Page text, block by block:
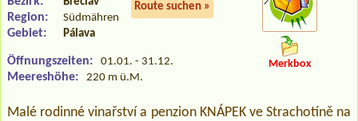
Route suchen »
Region: Südmähren
Gebiet: Pálava
Öffnungszeiten: 01.01. - 31.12.
Meereshöhe: 220 m ü.M.
Merkbox
Malé rodinné vinařství a penzion KNÁPEK ve Strachotíně na